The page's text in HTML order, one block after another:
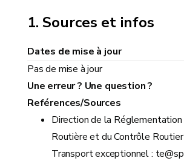
Sources et infos
Dates de mise à jour
Pas de mise à jour
Une erreur ? Une question ?
Reférences/Sources
Direction de la
Routière et du Contrôle
Transport exceptionnel :